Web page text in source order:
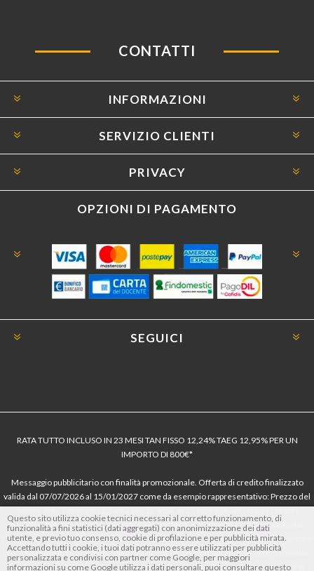
CONTATTI
INFORMAZIONI
SERVIZIO CLIENTI
PRIVACY
OPZIONI DI PAGAMENTO
SEGUICI
RATA TUTTO INCLUSO IN 23 MESI TAN FISSO 12,24% TAEG 12,95% PER UN
IMPORTO DI 800€*
Messaggio pubblicitario con finalità promozionale. Offerta di credito finalizzato
valida dal 07/07/2026 al 15/01/2027 come da esempio rappresentativo: Prezzo del
dell’offerta azzerati. Importo totale del credito € 800. Importo totale dovuto dal
Consumatore € 920. Decorrenza media della prima rata a 90 giorni. Al fine di gestire
le tue spese in modo responsabile e di conoscere eventuali altre offerte disponibili,
Findomestic ti ricorda, prima di sottoscrivere il contratto, di prendere visione di
Questo sito utilizza cookie tecnici necessari al corretto funzionamento, di
funzionalità a fini statistici (dati aggregati) con anonimizzazione dei dati
utente, e previo tuo consenso, cookie di profilazione e per pubblicità mirata.
Accettando tutti i cookie, i tuoi dati potranno essere utilizzati per pubblicità
personalizzata e condivisi con partner come Google, per maggiori
informazioni su come Google utilizza i dati personali, puoi consultare questo